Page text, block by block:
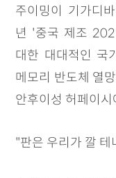
주이밍이 기가디
년 '중국 제조
대한 대대적인 국
메모리 반도체 열
안후이성 허페이시
"판은 우리가 깔 테